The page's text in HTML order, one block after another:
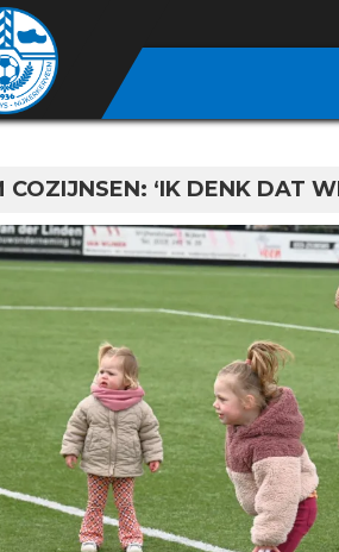
COZIJNSEN: ‘IK DENK DAT